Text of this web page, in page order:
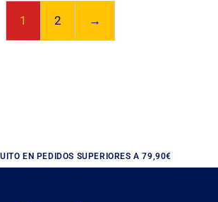
1 2 →
EN PEDIDOS SUPERIORES A 79,90€